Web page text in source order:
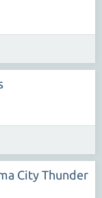
City Thunder